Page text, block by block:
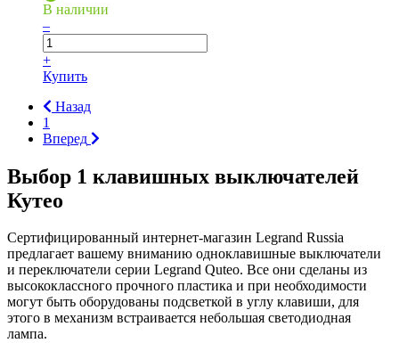
В наличии
–
+
Купить
Назад
1
Вперед
Выбор 1 клавишных выключателей
Кутео
Сертифицированный интернет-магазин Legrand Russia
предлагает вашему вниманию одноклавишные выключатели
и переключатели серии Legrand Quteo. Все они сделаны из
высококлассного прочного пластика и при необходимости
могут быть оборудованы подсветкой в углу клавиши, для
этого в механизм встраивается небольшая светодиодная
лампа.